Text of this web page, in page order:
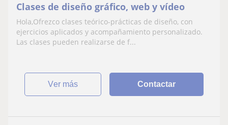
Clases de diseño gráfico, web y vídeo
Hola,Ofrezco clases teórico-prácticas de diseño, con
ejercicios aplicados y acompañamiento personalizado.
Las clases pueden realizarse de f...
ver más Contactar